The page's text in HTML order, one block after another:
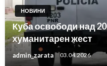
НОВИНИ
Куба освободи над
хуманитарен жест
admin_zarata 03.04.2026